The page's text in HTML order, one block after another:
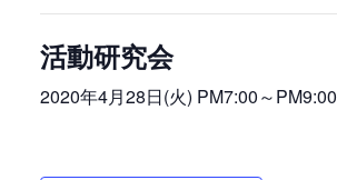
活動研究会
2020年4月28日(火) PM7:00～PM9:00